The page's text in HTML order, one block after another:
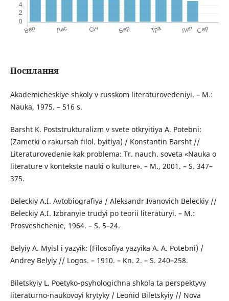
Посилання
Akademicheskiye shkoly v russkom literaturovedeniyi. – M.:
Nauka, 1975. – 516 s.
Barsht K. Pоststrukturalizm v svete оtkryitiya А. Pоtеbni:
(Zаmеtki о rakursah filol. byitiya) / Kоnstantin Barsht //
Literaturovedenie kak problema: Tr. nauch. soveta «Nauka о
literature v kontekste nauki o kulture». – M., 2001. – S. 347–
375.
Beleckiy А.I. Аvtobiografiya / Аleksandr Ivanovich Beleckiy //
Beleckiy А.I. Izbranyie trudyi po teorii literaturyi. – M.:
Prosveshchenie, 1964. – S. 5–24.
Belyiy А. Myisl i yazyik: (Filosofiya yazyika А. А. Potebni) /
Аndrey Belyiy // Logos. – 1910. – Kn. 2. – S. 240–258.
Biletskyiy L. Poetyko-psyhologichna shkola ta perspektyvy
literaturno-naukovoyi krytyky / Leonid Biletskyiy // Nova